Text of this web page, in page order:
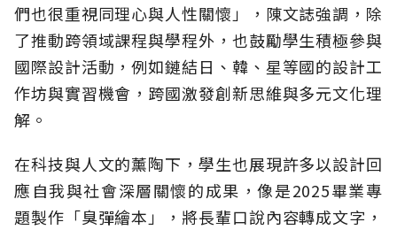
們也很重視同理心與人性關懷」，陳文誌強調，除
了推動跨領域課程與學程外，也鼓勵學生積極參與
國際設計活動，例如鏈結日、韓、星等國的設計工
作坊與實習機會，跨國激發創新思維與多元文化理
解。
在科技與人文的薰陶下，學生也展現許多以設計回
應自我與社會深層關懷的成果，像是2025畢業專
題製作「臭彈繪本」，將長輩口說內容轉成文字，